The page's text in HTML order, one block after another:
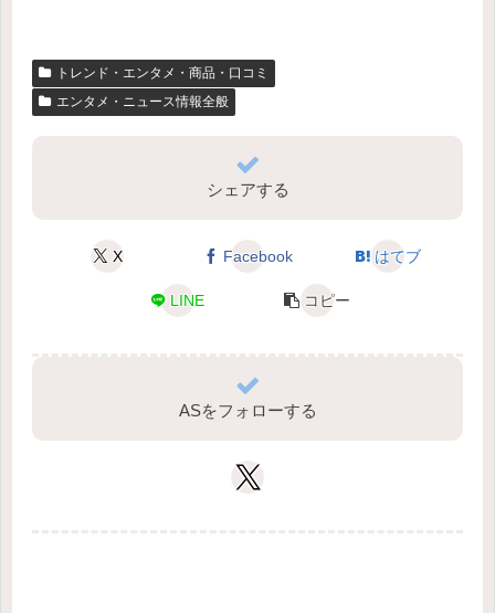
トレンド・エンタメ・商品・口コミ
エンタメ・ニュース情報全般
シェアする
X Facebook はてブ
LINE コピー
ASをフォローする